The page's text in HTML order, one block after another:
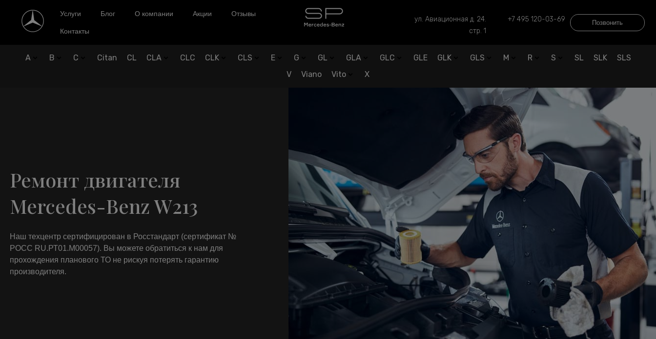
Услуги Блог О компании Акции Отзывы
Контакты
ул. Авиационная д. 24.
стр. 1
+7 495 120-03-69 Позвонить
A B C Citan CL CLA CLC CLK CLS E G GL GLA GLC GLE GLK GLS M R S SL SLK
SLS
V
Viano Vito X
Ремонт двигателя
Mercedes-Benz W213
Наш техцентр сертифицирован в Росстандарт (сертификат №
РОСС RU.РТ01.М00057). Вы можете обратиться к нам для
прохождения планового ТО не рискуя потерять гарантию
производителя.